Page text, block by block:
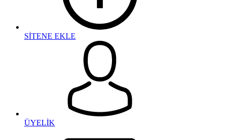
SİTENE EKLE
ÜYELİK